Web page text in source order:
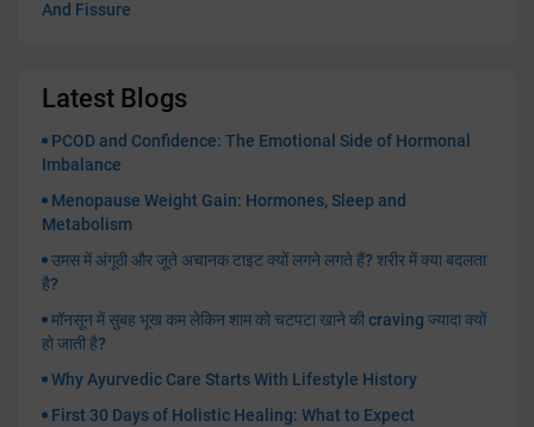
And Fissure
Latest Blogs
PCOD and Confidence: The Emotional Side of Hormonal
Imbalance
Menopause Weight Gain: Hormones, Sleep and
Metabolism
उमस में अंगूठी और जूते अचानक टाइट क्यों लगने लगते हैं? शरीर में क्या बदलता
है?
मॉनसून में सुबह भूख कम लेकिन शाम को चटपटा खाने की craving ज्यादा क्यों
हो जाती है?
Why Ayurvedic Care Starts With Lifestyle History
First 30 Days of Holistic Healing: What to Expect